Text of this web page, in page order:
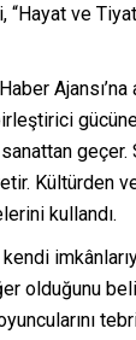
“Hayat ve
Ajansı’na
Kültürden
kullandı.
kendi
olduğunu